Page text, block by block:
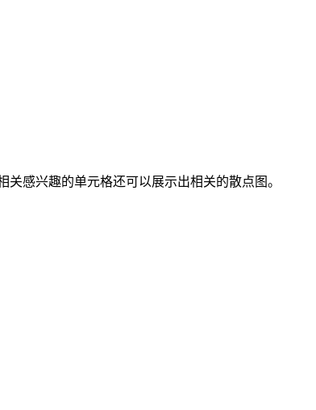
感兴趣的单元格还可以展示出相关的散点图。